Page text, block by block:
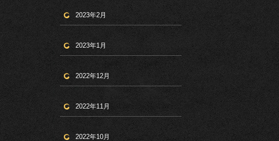
2023年2月
2023年1月
2022年12月
2022年11月
2022年10月